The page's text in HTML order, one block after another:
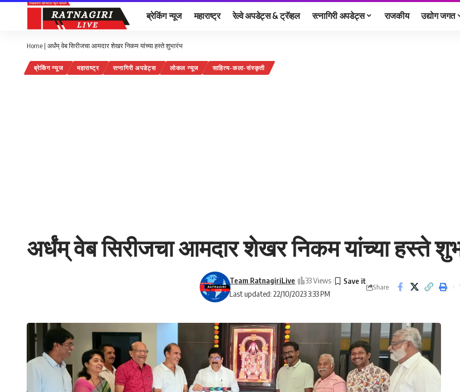
ब्रेकिंग न्यूज महाराष्ट्र रेल्वे अपडेट्स & ट्रॅव्हल रत्नागिरी अपडेट्स राजकीय उद्योग जगत
Home | अर्धंम् वेब सिरीजचा आमदार शेखर निकम यांच्या हस्ते शुभारंभ
ब्रेकिंग न्यूज महाराष्ट्र रत्नागिरी अपडेट्स लोकल न्यूज साहित्य-कला-संस्कृती
अर्धंम् वेब सिरीजचा आमदार शेखर निकम यांच्या हस्ते
Last updated: 22/10/2023 3:33 PM
Team RatnagiriLive 33 Views
Share